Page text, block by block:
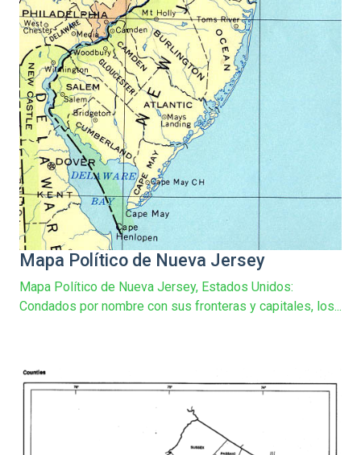
Mapa Político de Nueva Jersey
Mapa Político de Nueva Jersey, Estados Unidos:
Condados por nombre con sus fronteras y capitales, los...